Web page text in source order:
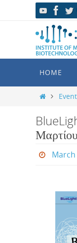
HOME
March